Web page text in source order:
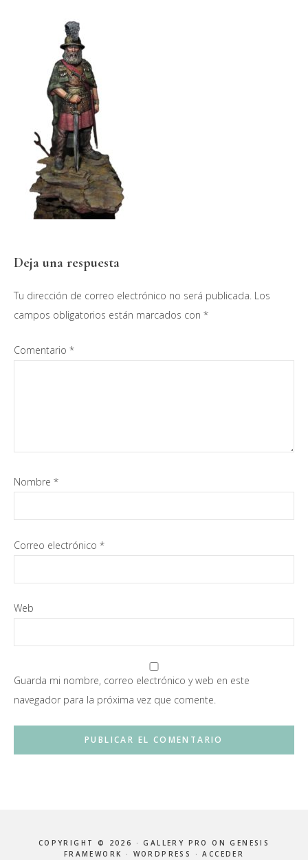
Interacciones
los
Deja una respuesta
Tu dirección de correo electrónico no será publicada. Los
campos obligatorios están marcados con *
Comentario *
Nombre *
Correo electrónico *
Web
Guarda mi nombre, correo electrónico y web en este
navegador para la próxima vez que comente.
COPYRIGHT © 2026 ·GALLERY PRO ONGENESIS
FRAMEWORK
· WORDPRESS ·ACCEDER